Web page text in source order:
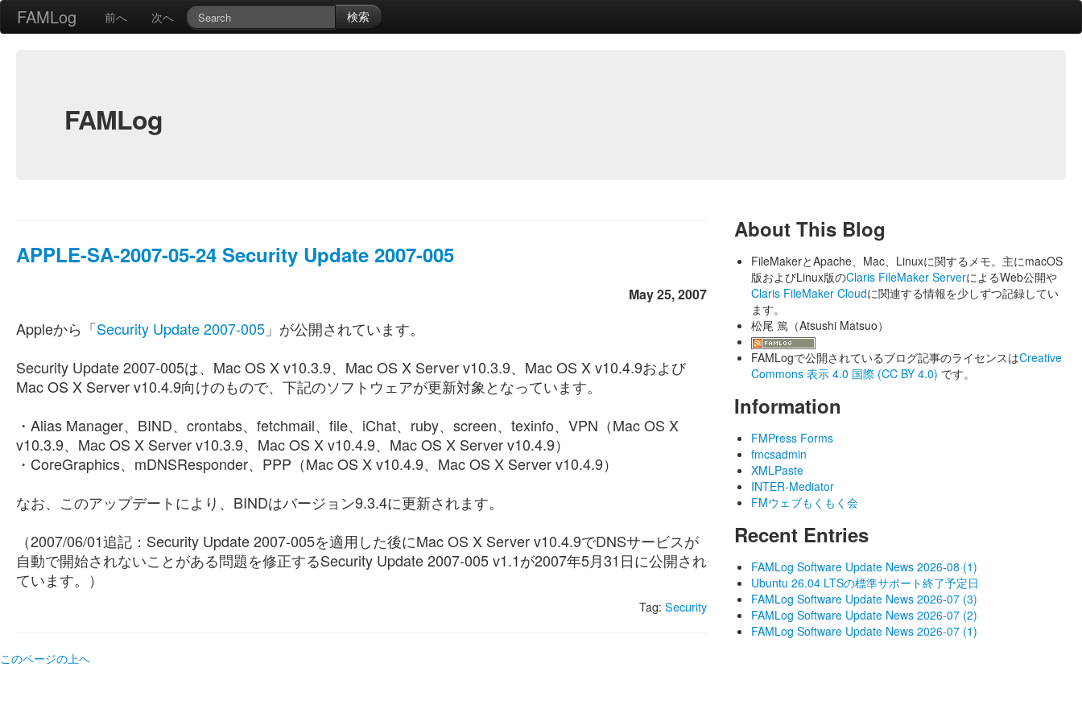
FAMLog 前へ 次へ 検索
FAMLog
APPLE-SA-2007-05-24 Security Update 2007-005
May 25, 2007
Appleから「Security Update 2007-005 」が公開されています。
Security Update 2007-005は、Mac OS X v10.3.9、Mac OS X Server v10.3.9、Mac OS X v10.4.9および
Mac OS X Server v10.4.9向けのもので、下記のソフトウェアが更新対象となっています。
・Alias Manager、BIND、crontabs、fetchmail、file、iChat、ruby、screen、texinfo、VPN（Mac OS X
v10.3.9、Mac OS X Server v10.3.9、Mac OS X v10.4.9、Mac OS X Server v10.4.9）
・CoreGraphics、mDNSResponder、PPP（Mac OS X v10.4.9、Mac OS X Server v10.4.9）
なお、このアップデートにより、BINDはバージョン9.3.4に更新されます。
（2007/06/01追記：Security Update 2007-005を適用した後にMac OS X Server v10.4.9でDNSサービスが
自動で開始されないことがある問題を修正するSecurity Update 2007-005 v1.1が2007年5月31日に公開され
ています。）
Tag:Security
About This Blog
FileMakerとApache、Mac、Linuxに関するメモ。主にmacOS
版およびLinux版のClaris FileMaker ServerによるWeb公開や
Claris FileMaker Cloudに関連する情報を少しずつ記録してい
ます。
松尾 篤（Atsushi Matsuo）
FAMLogで公開されているブログ記事のライセンスはCreative
Commons 表示 4.0 国際 (CC BY 4.0) です。
Information
FMPress Forms
fmcsadmin
XMLPaste
INTER-Mediator
FMウェブもくもく会
Recent Entries
FAMLog Software Update News 2026-08 (1)
Ubuntu 26.04 LTSの標準サポート終了予定日
FAMLog Software Update News 2026-07 (3)
FAMLog Software Update News 2026-07 (2)
FAMLog Software Update News 2026-07 (1)
このページの上へ